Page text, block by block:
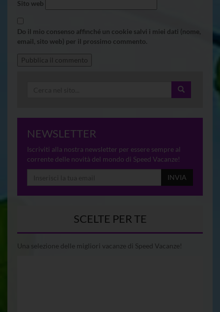
Sito web
Do il mio consenso affinché un cookie salvi i miei dati (nome,
email, sito web) per il prossimo commento.
NEWSLETTER
Iscriviti alla nostra newsletter per essere sempre al
corrente delle novità del mondo di Speed Vacanze!
INVIA
SCELTE PER TE
Una selezione delle migliori vacanze di Speed Vacanze!